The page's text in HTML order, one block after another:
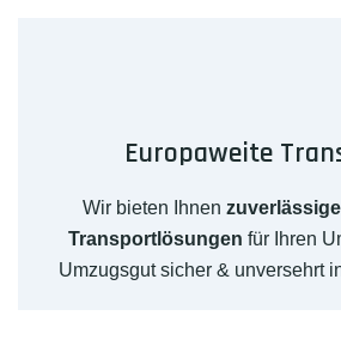
Europaweite
Wir bieten Ihnen
Transportlösungen für Ihren
Umzugsgut sicher & unversehrt